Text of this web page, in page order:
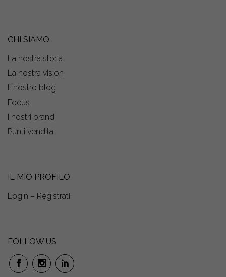
CHI SIAMO
La nostra storia
La nostra vision
Il nostro blog
Focus
I nostri brand
Punti vendita
IL MIO PROFILO
Login – Registrati
FOLLOW US